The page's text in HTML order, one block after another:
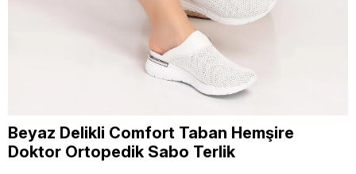
Beyaz Delikli Comfort Taban Hemşire
Doktor Ortopedik Sabo Terlik